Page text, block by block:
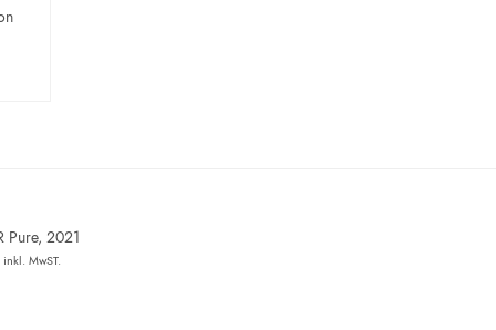
Pure, 2021
inkl. MwST.